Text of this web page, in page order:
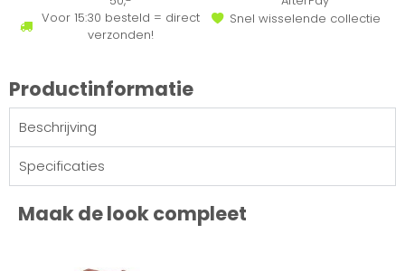
Voor 15:30 besteld = direct
verzonden!
Snel wisselende collectie
Productinformatie
Beschrijving
Specificaties
Maak de look compleet